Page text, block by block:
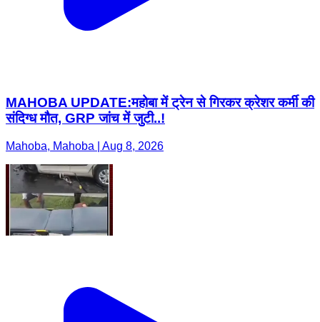
MAHOBA UPDATE:महोबा में ट्रेन से गिरकर क्रेशर कर्मी की
संदिग्ध मौत, GRP जांच में जुटी..!
Mahoba, Mahoba | Aug 8, 2026